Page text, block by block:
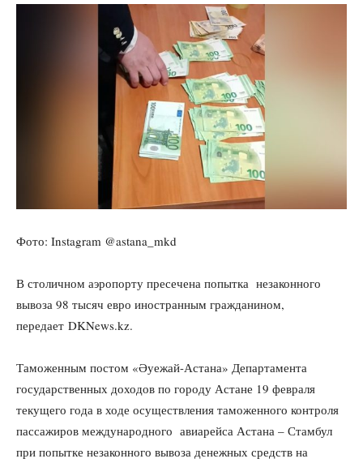
Фото: Instagram @astana_mkd
В столичном аэропорту пресечена попытка незаконного
вывоза 98 тысяч евро иностранным гражданином,
передает DKNews.kz.
Таможенным постом «Әуежай-Астана» Департамента
государственных доходов по городу Астане 19 февраля
текущего года в ходе осуществления таможенного контроля
пассажиров международного авиарейса Астана – Стамбул
при попытке незаконного вывоза денежных средств на